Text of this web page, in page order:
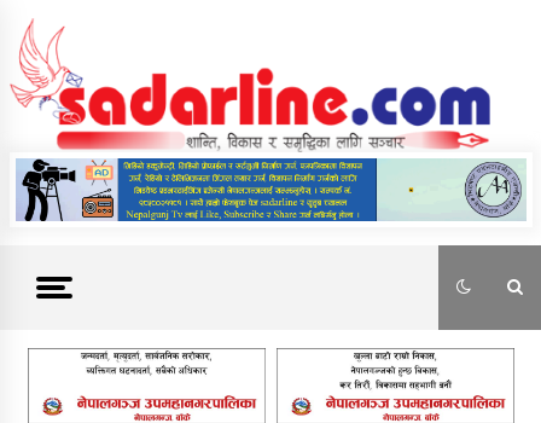
content
News For Nepal